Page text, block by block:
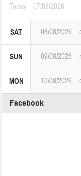
Today 07/08/2026
SAT 08/08/2026
SUN 09/08/2026
MON 10/08/2026
Facebook